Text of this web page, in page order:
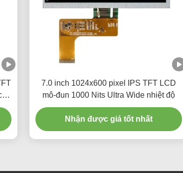
7.0 inch 1024x600 pixel IPS TFT LCD
mô-đun 1000 Nits Ultra Wide nhiệt độ
Nhận được giá tốt nhất